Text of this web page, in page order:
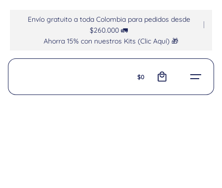
Envío gratuito a toda Colombia para pedidos desde
$260.000 🚛
Ahorra 15% con nuestros Kits (Clic Aquí) 🎁
$0